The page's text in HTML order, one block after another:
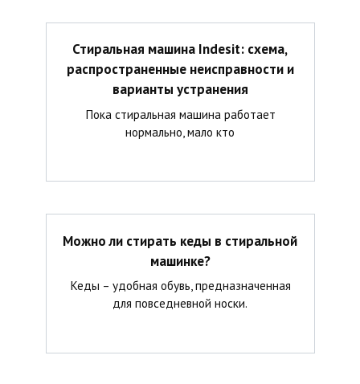
Стиральная машина Indesit: схема,
распространенные неисправности и
варианты устранения
Пока стиральная машина работает
нормально, мало кто
Можно ли стирать кеды в стиральной
машинке?
Кеды – удобная обувь, предназначенная
для повседневной носки.